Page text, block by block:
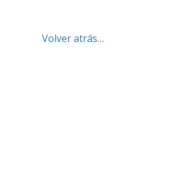
Volver atrás…